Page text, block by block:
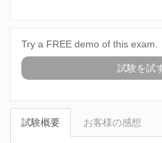
Try a FREE demo of this exam.
試験を試
試験概要 お客様の感想